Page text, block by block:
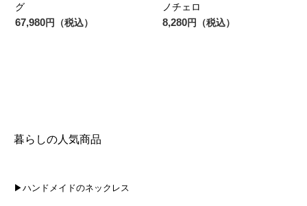
グ
67,980円（税込）
ノチェロ
8,280円（税込）
暮らしの人気商品
▶ハンドメイドのネックレス